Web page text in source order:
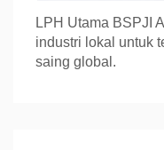
LPH Utama BSPJI
industri lokal untuk
saing global.